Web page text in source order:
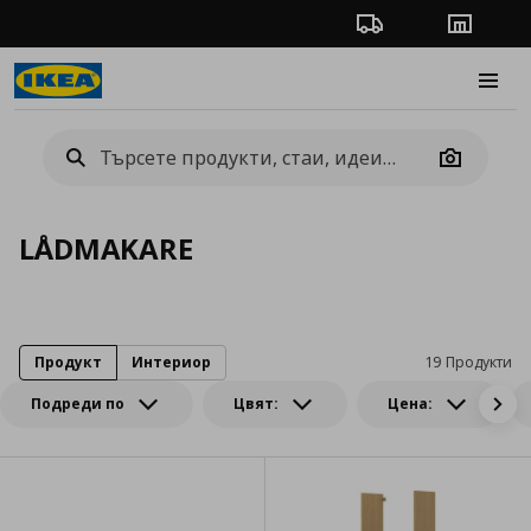
Проследяване на
Camera
LÅDMAKARE
Подреди по Цвят: Цена:
19 Продукти
Продукт Интериор